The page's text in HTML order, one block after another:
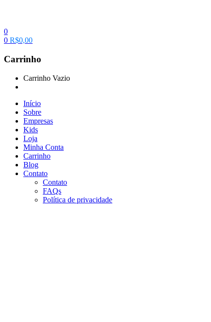
0
0 R$0,00
Carrinho
Carrinho Vazio
Início
Sobre
Empresas
Kids
Loja
Minha Conta
Carrinho
Blog
Contato
Contato
FAQs
Política de privacidade